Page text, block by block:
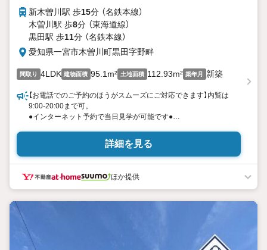
新木曽川駅 歩15分 （名鉄本線）
木曽川駅 歩8分 （東海道線）
黒田駅 歩11分 （名鉄本線）
愛知県一宮市木曽川町黒田字野畔
間取り 4LDK 建物面積 95.1m² 土地面積 112.93m² 築年月 新築
【お電話でのご予約のほうがスムーズにご対応できます】内覧は
9:00-20:00まで可。
●インターネット予約で当日見学が可能です●
（2）本日4日以内をご希望の方は
「ご要望・ご質問欄」に希望日時をご記入ください！
スタッフ一同、すべてのお客様に対して、自分の家族や仲の良い
友人に対するときと同じ気持ちで接客させていただいています。
お客様ひとりひとりが理想の住宅と出会い、住宅ローンやその他
のサービスの内容にもご満足いただき、ご納得されるまで、お付
は安全で安心な取引を実現することはプロとしての使命です。営
業スタッフを管理職が常にサポートする体制で、ダブルチェック
詳細を見る
ほか提供